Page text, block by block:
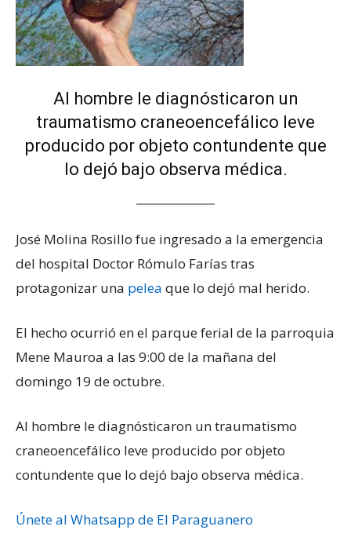
Al hombre le diagnósticaron un
traumatismo craneoencefálico leve
producido por objeto contundente que
lo dejó bajo observa médica.
José Molina Rosillo fue ingresado a la emergencia
del hospital Doctor Rómulo Farías tras
protagonizar una pelea que lo dejó mal herido.
El hecho ocurrió en el parque ferial de la parroquia
Mene Mauroa a las 9:00 de la mañana del
domingo 19 de octubre.
Al hombre le diagnósticaron un traumatismo
craneoencefálico leve producido por objeto
contundente que lo dejó bajo observa médica.
Únete al Whatsapp de El Paraguanero